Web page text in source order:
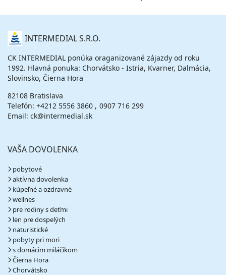
O
NÁS INTERMEDIAL S.R.O.
CK INTERMEDIAL ponúka oraganizované zájazdy od roku
1992. Hlavná ponuka: Chorvátsko - Istria, Kvarner, Dalmácia,
Slovinsko, Čierna Hora
82108 Bratislava
Telefón: +4212 5556 3860
0907 716 299
Email: ck@intermedial.sk
VAŠA DOVOLENKA
pobytové
aktívna dovolenka
kúpeľné a ozdravné
wellnes
pre rodiny s deťmi
len pre dospelých
naturistické
pobyty pri mori
s domácim miláčikom
Čierna Hora
Chorvátsko